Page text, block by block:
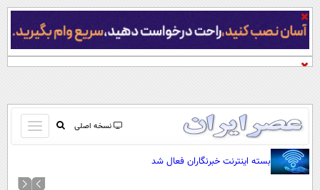
نسخه اصلی
باز
و
کردن
صفحه اول
بسته اینترنت خبرنگاران فعال شد